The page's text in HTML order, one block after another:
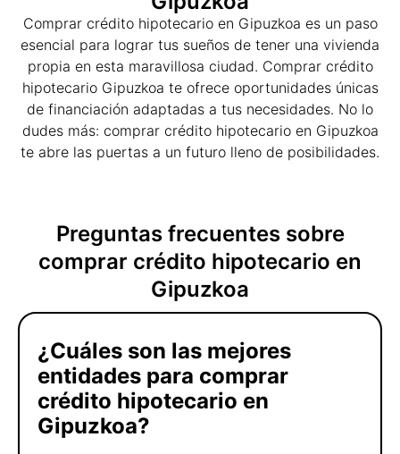
Comprar crédito hipotecario en Gipuzkoa es un paso
esencial para lograr tus sueños de tener una vivienda
propia en esta maravillosa ciudad. Comprar crédito
hipotecario Gipuzkoa te ofrece oportunidades únicas
de financiación adaptadas a tus necesidades. No lo
dudes más: comprar crédito hipotecario en Gipuzkoa
te abre las puertas a un futuro lleno de posibilidades.
Preguntas frecuentes sobre
comprar crédito hipotecario en
Gipuzkoa
¿Cuáles son las mejores
entidades para comprar
crédito hipotecario en
Gipuzkoa?